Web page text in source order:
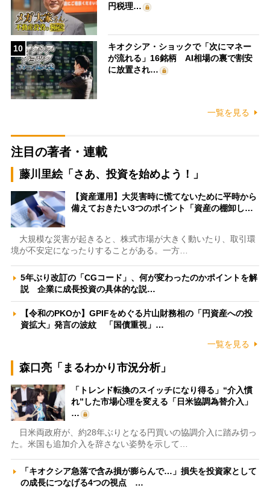
円税理…
10
キオクシア・ショックで「次にマネー
が流れる」16銘柄 AI相場の裏で割安
に放置され…
一覧を見る
注目の著者・連載
藤川里絵「さあ、投資を始めよう！」
【資産運用】大災害時に慌てないために平時から
備えておきたい3つのポイント「資産の棚卸し…
大規模な災害が起きると、株式市場が大きく動いたり、取引環
境が不安定になったりすることがある。一方…
5年ぶり改訂の「CGコード」、何が変わったのかポイントを解
説 企業に成長投資の具体的な説…
【令和のPKOか】GPIFをめぐる片山財務相の「円資産への投
資拡大」発言の波紋 「国債重視」…
一覧を見る
森口亮「まるわかり市況分析」
「トレンド転換のスイッチになり得る」“介入慣
れ”した市場心理を変える「日米協調為替介入」
…
日米両政府が、約28年ぶりとなる円買いの協調介入に踏み切っ
た。米国も追加介入を辞さない姿勢を示して…
「キオクシア急落で含み損が膨らんで…」損失を投資家として
の成長につなげる4つの視点 …